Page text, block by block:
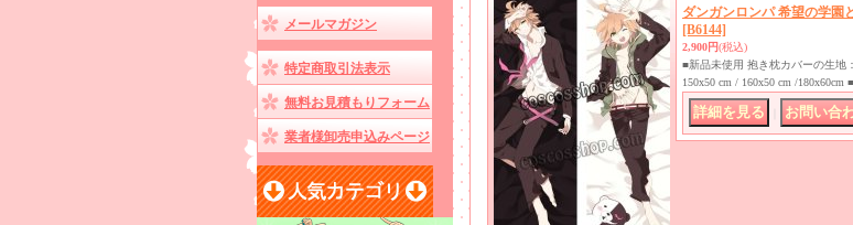
メールマガジン
特定商取引法表示
無料お見積もりフォーム
業者様卸売申込みページ
ダンガンロンパ 希望の学園
[B6144]
2,900円(税込)
■新品未使用 抱き枕カバーの生地
150x50 cm / 160x50 cm /180x60cm